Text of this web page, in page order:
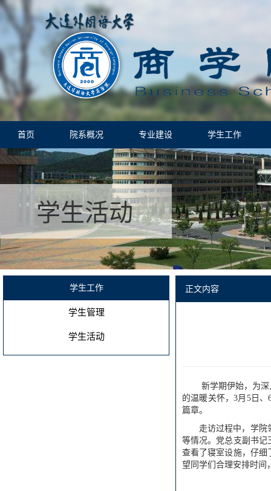
首页 院系概况 专业建设 学生工作
学生活动
学生工作
学生管理
学生活动
正文内容
新学期伊始，为
的温暖关怀，3月5日
篇章。
走访过程中，学院
等情况。党总支副书记
查看了寝室设施，仔细
望同学们合理安排时间